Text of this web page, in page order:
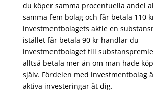
du köper samma procentuella andel
samma fem bolag och får betala 110
investmentbolagets aktie en
istället får betala 90 kr handlar du
investmentbolaget till
alltså betala mer än om man hade
själv. Fördelen med investmentbolag
aktiva investeringar åt dig.